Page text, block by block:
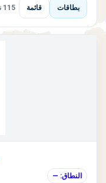
بطاقات قائمة 115 نتيجة
النطاق: —